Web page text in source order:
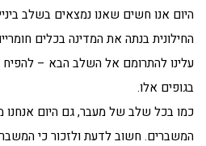
היום אנו חשים שאנו נמצאים בשלב
החילונית בנתה את המדינה בכלים
עלינו להתרומם אל השלב הבא – להפיח
בגופים אלו.
כמו בכל שלב של מעבר, גם היום אנחנו
המשברים. חשוב לדעת ולזכור כי